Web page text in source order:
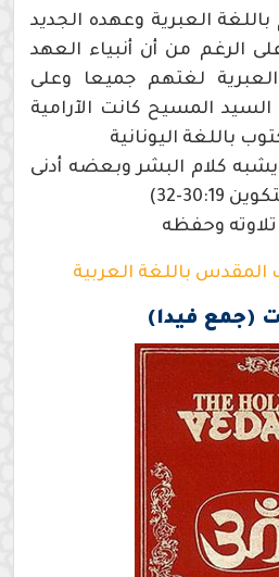
العبرية وعهده الجديد
على الرغم من أن أنبياء العهد
لغتهم جميعا وعلى
المسيح كانت الآرامية
باللغة اليونانية
كلام البشر وبعضه أدنى
32)
وحفظه
المقدس باللغة العربية
(جمع فيدا)